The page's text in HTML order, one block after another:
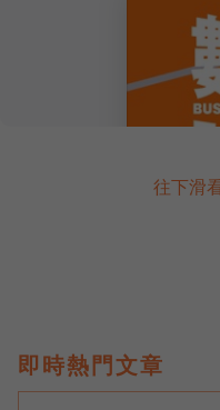
往下滑
即時熱門文章